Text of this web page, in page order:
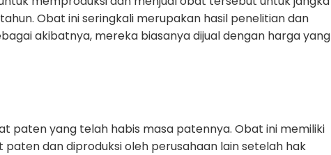
Obat ini seringkali merupakan hasil penelitian dan
akibatnya, mereka biasanya dijual dengan harga yang
paten yang telah habis masa patennya. Obat ini memiliki
dan diproduksi oleh perusahaan lain setelah hak